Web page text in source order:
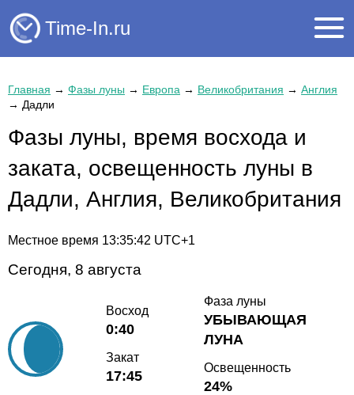
Time-In.ru
Главная → Фазы луны → Европа → Великобритания → Англия
→ Дадли
Фазы луны, время восхода и
заката, освещенность луны в
Дадли, Англия, Великобритания
Местное время 13:35:42 UTC+1
Сегодня, 8 августа
Восход
0:40
Закат
17:45
Фаза луны
УБЫВАЮЩАЯ
ЛУНА
Освещенность
24%